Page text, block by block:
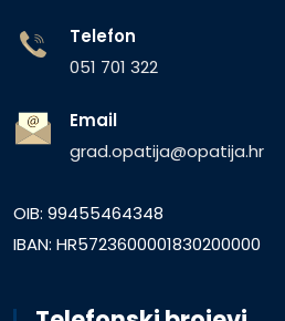
Telefon
051 701 322
Email
grad.opatija@opatija.hr
OIB: 99455464348
IBAN: HR5723600001830200000